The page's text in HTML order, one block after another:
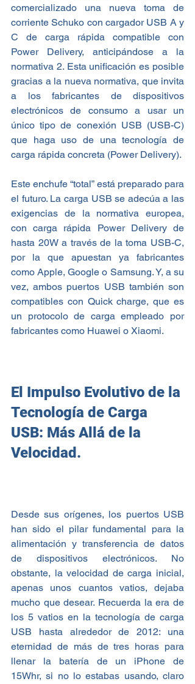
comercializado una nueva toma de
corriente Schuko con cargador USB A y
C de carga rápida compatible con
Power Delivery, anticipándose a la
normativa 2. Esta unificación es posible
gracias a la nueva normativa, que invita
a los fabricantes de dispositivos
electrónicos de consumo a usar un
único tipo de conexión USB (USB-C)
que haga uso de una tecnología de
carga rápida concreta (Power Delivery).
Este enchufe “total” está preparado para
el futuro. La carga USB se adecúa a las
exigencias de la normativa europea,
con carga rápida Power Delivery de
hasta 20W a través de la toma USB-C,
por la que apuestan ya fabricantes
como Apple, Google o Samsung. Y, a su
vez, ambos puertos USB también son
compatibles con Quick charge, que es
un protocolo de carga empleado por
fabricantes como Huawei o Xiaomi.
El Impulso Evolutivo de la
Tecnología de Carga
USB: Más Allá de la
Velocidad.
Desde sus orígenes, los puertos USB
han sido el pilar fundamental para la
alimentación y transferencia de datos
de dispositivos electrónicos. No
obstante, la velocidad de carga inicial,
apenas unos cuantos vatios, dejaba
mucho que desear. Recuerda la era de
los 5 vatios en la tecnología de carga
USB hasta alrededor de 2012: una
eternidad de más de tres horas para
llenar la batería de un iPhone de
15Whr, si no lo estabas usando, claro